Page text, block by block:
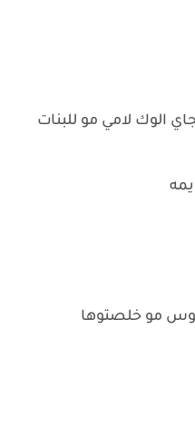
الوك لامي مو للبنات
مو خلصتوها